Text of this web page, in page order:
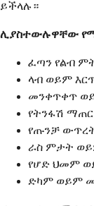
ይችላሉ።
ሊያስተውሉዋቸው
ፈጣን የልብ
ላብ ወይም
መንቀጥቀጥ
የትንፋሽ
የጡንቻ
ራስ ምታት
የሆድ ህመም
ድካም ወይም